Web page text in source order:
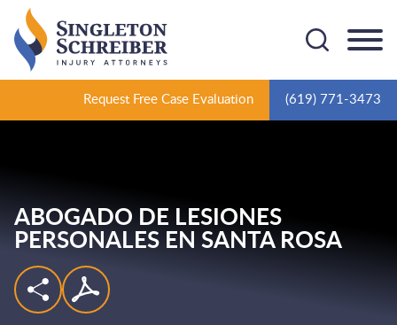
Request Free Case Evaluation (619) 771-3473
ABOGADO DE LESIONES
PERSONALES EN SANTA ROSA